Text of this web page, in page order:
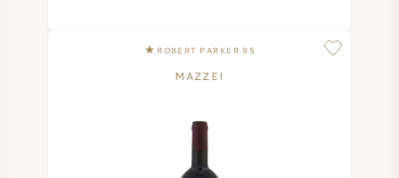
ROBERT PARKER 95
MAZZEI